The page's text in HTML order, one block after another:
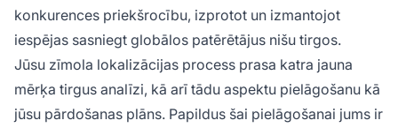
konkurences priekšrocību, izprotot un izmantojot
iespējas sasniegt globālos patērētājus nišu tirgos.
Jūsu zīmola lokalizācijas process prasa katra jauna
mērķa tirgus analīzi, kā arī tādu aspektu pielāgošanu kā
jūsu pārdošanas plāns. Papildus šai pielāgošanai jums ir